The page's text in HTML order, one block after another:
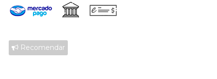
Recomendar